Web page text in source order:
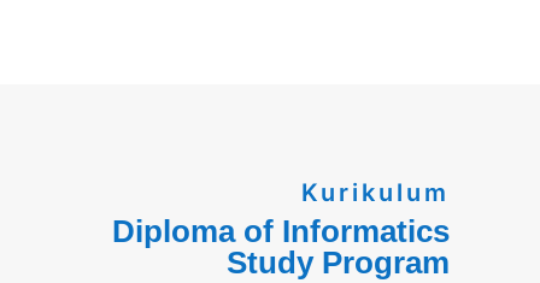
Kurikulum
Diploma of Informatics
Study Program